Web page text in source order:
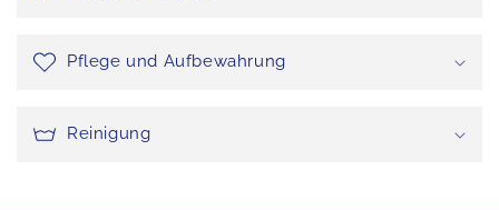
Pflege und Aufbewahrung
Reinigung